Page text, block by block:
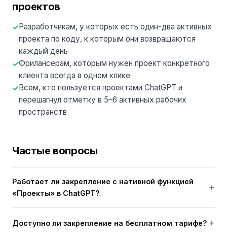
проектов
Разработчикам, у которых есть один-два активных
проекта по коду, к которым они возвращаются
каждый день
Фрилансерам, которым нужен проект конкретного
клиента всегда в одном клике
Всем, кто пользуется проектами ChatGPT и
перешагнул отметку в 5–6 активных рабочих
пространств
Частые вопросы
Работает ли закрепление с нативной функцией
«Проекты» в ChatGPT?
Доступно ли закрепление на бесплатном тарифе?